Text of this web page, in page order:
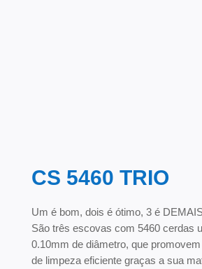
CS 5460 TRIO
Um é bom, dois é ótimo, 3 é
São três escovas com 5460 cerdas
0.10mm de diâmetro, que
de limpeza eficiente graças a sua